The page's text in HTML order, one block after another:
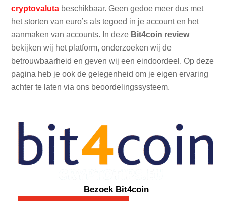
cryptovaluta beschikbaar. Geen gedoe meer dus met
het storten van euro’s als tegoed in je account en het
aanmaken van accounts. In deze Bit4coin review
bekijken wij het platform, onderzoeken wij de
betrouwbaarheid en geven wij een eindoordeel. Op deze
pagina heb je ook de gelegenheid om je eigen ervaring
achter te laten via ons beoordelingssysteem.
Bezoek Bit4coin